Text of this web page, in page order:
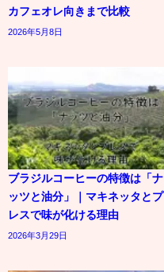
カフェオレ向きまで比較
2026年5月8日
ブラジルコーヒーの特徴は「ナ
ッツと油分」｜マキネッタとプ
レスで味が化ける理由
2026年3月29日